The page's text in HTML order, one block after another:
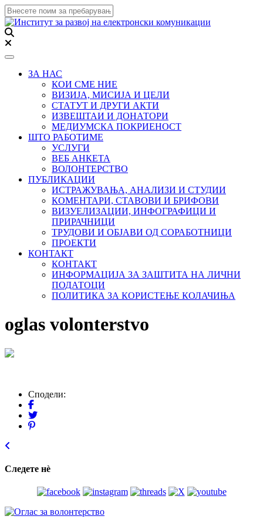
Toggle navigation
ЗА НАС
КОИ СМЕ НИЕ
ВИЗИЈА, МИСИЈА И ЦЕЛИ
СТАТУТ И ДРУГИ АКТИ
ИЗВЕШТАИ И ДОНАТОРИ
МЕДИУМСКА ПОКРИЕНОСТ
ШТО РАБОТИМЕ
УСЛУГИ
ВЕБ АНКЕТА
ВОЛОНТЕРСТВО
ПУБЛИКАЦИИ
ИСТРАЖУВАЊА, АНАЛИЗИ И СТУДИИ
КОМЕНТАРИ, СТАВОВИ И БРИФОВИ
ВИЗУЕЛИЗАЦИИ, ИНФОГРАФИЦИ И
ПРИРАЧНИЦИ
ТРУДОВИ И ОБЈАВИ ОД СОРАБОТНИЦИ
ПРОЕКТИ
КОНТАКТ
КОНТАКТ
ИНФОРМАЦИЈА ЗА ЗАШТИТА НА ЛИЧНИ
ПОДАТОЦИ
ПОЛИТИКА ЗА КОРИСТЕЊЕ КОЛАЧИЊА
oglas volonterstvo
Сподели:
Следете нѐ